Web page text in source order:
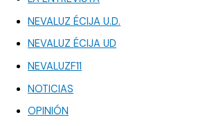
NEVALUZ ÉCIJA U.D.
NEVALUZ ÉCIJA UD
NEVALUZF11
NOTICIAS
OPINIÓN